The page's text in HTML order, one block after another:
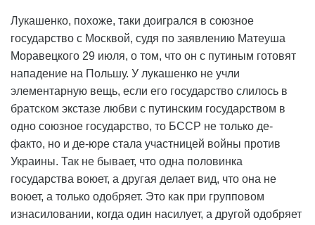
Лукашенко, похоже, таки доигрался в союзное
государство с Москвой, судя по заявлению Матеуша
Моравецкого 29 июля, о том, что он с путиным готовят
нападение на Польшу. У лукашенко не учли
элементарную вещь, если его государство слилось в
братском экстазе любви с путинским государством в
одно союзное государство, то БССР не только де-
факто, но и де-юре стала участницей войны против
Украины. Так не бывает, что одна половинка
государства воюет, а другая делает вид, что она не
воюет, а только одобряет. Это как при групповом
изнасиловании, когда один насилует, а другой одобряет